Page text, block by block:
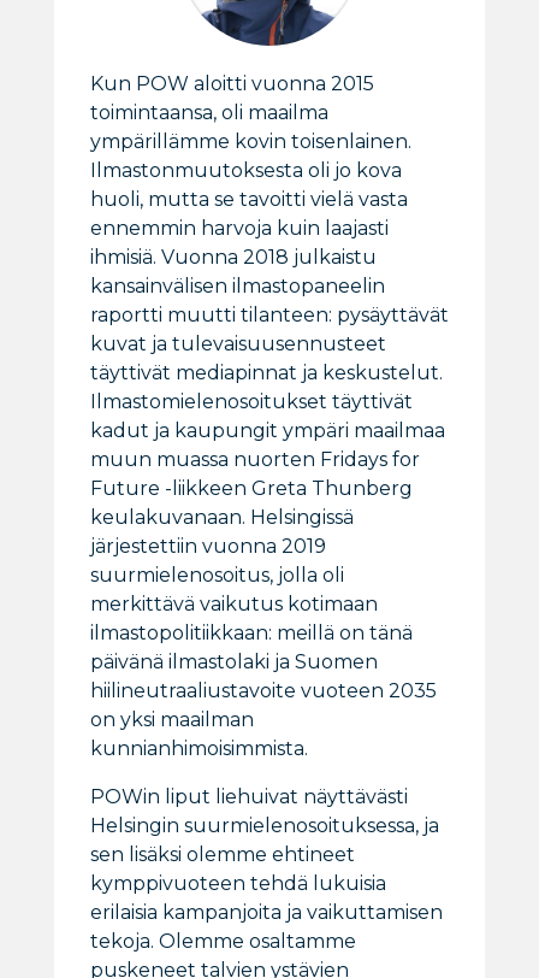
Kun POW aloitti vuonna 2015
toimintaansa, oli maailma
ympärillämme kovin toisenlainen.
Ilmastonmuutoksesta oli jo kova
huoli, mutta se tavoitti vielä vasta
ennemmin harvoja kuin laajasti
ihmisiä. Vuonna 2018 julkaistu
kansainvälisen ilmastopaneelin
raportti muutti tilanteen: pysäyttävät
kuvat ja tulevaisuusennusteet
täyttivät mediapinnat ja keskustelut.
Ilmastomielenosoitukset täyttivät
kadut ja kaupungit ympäri maailmaa
muun muassa nuorten Fridays for
Future -liikkeen Greta Thunberg
keulakuvanaan. Helsingissä
järjestettiin vuonna 2019
suurmielenosoitus, jolla oli
merkittävä vaikutus kotimaan
ilmastopolitiikkaan: meillä on tänä
päivänä ilmastolaki ja Suomen
hiilineutraaliustavoite vuoteen 2035
on yksi maailman
kunnianhimoisimmista.
POWin liput liehuivat näyttävästi
Helsingin suurmielenosoituksessa, ja
sen lisäksi olemme ehtineet
kymppivuoteen tehdä lukuisia
erilaisia kampanjoita ja vaikuttamisen
tekoja. Olemme osaltamme
puskeneet talvien ystävien